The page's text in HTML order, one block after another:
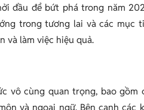
đầu để bứt phá trong năm
trong tương lai và các mục
và làm việc hiệu quả.
vô cùng quan trọng, bao gồm
và ngoại ngữ. Bên cạnh các